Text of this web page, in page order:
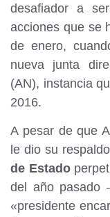
desafiador a
acciones que se
de enero,
nueva junta
(AN), instancia
2016.
A pesar de que
le dio su
de Estado
del año pasado
«presidente